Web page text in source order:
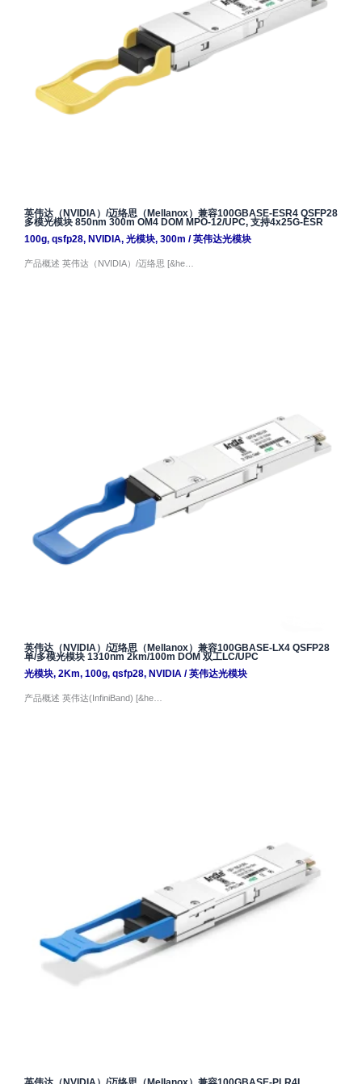
英伟达（NVIDIA）/迈络思（Mellanox）兼容100GBASE-ESR4 QSFP28
多模光模块 850nm 300m OM4 DOM MPO-12/UPC, 支持4x25G-ESR
100g, qsfp28, NVIDIA, 光模块, 300m /英伟达光模块
产品概述 英伟达（NVIDIA）/迈络思 [&he…
英伟达（NVIDIA）/迈络思（Mellanox）兼容100GBASE-LX4 QSFP28
单/多模光模块 1310nm 2km/100m DOM 双工LC/UPC
光模块, 2Km, 100g, qsfp28, NVIDIA/英伟达光模块
产品概述 英伟达(InfiniBand) [&he…